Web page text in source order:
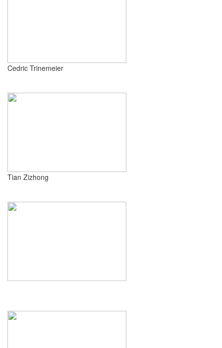
Cedric Trinemeier
Tian Zizhong